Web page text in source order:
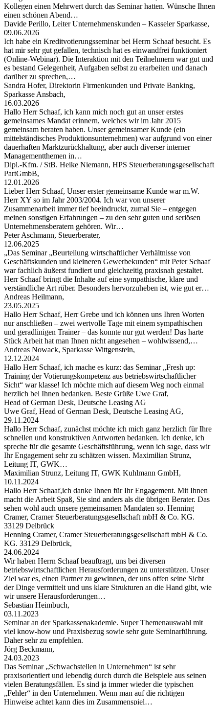
Kollegen einen Mehrwert durch das Seminar hatten. Wünsche Ihnen
einen schönen Abend…
Davide Perillo, Leiter Unternehmenskunden – Kasseler Sparkasse,
09.06.2026
Ich habe ein Kreditvotierungsseminar bei Herrn Schaaf besucht. Es
hat mir sehr gut gefallen, technisch hat es einwandfrei funktioniert
(Online-Webinar). Die Interaktion mit den Teilnehmern war gut und
es bestand Gelegenheit, Aufgaben selbst zu erarbeiten und danach
darüber zu sprechen,…
Sandra Hofer, Direktorin Firmenkunden und Private Banking,
Sparkasse Ansbach,
16.03.2026
Hallo Herr Schaaf, ich kann mich noch gut an unser erstes
gemeinsames Mandat erinnern, welches wir im Jahr 2015
gemeinsam beraten haben. Unser gemeinsamer Kunde (ein
mittelständisches Produktionsunternehmen) war aufgrund von einer
dauerhaften Marktzurückhaltung, aber auch diverser interner
Managementthemen in…
Dipl.-Kfm. / StB. Heike Niemann, HPS Steuerberatungsgesellschaft
PartGmbB,
12.01.2026
Lieber Herr Schaaf, Unser erster gemeinsame Kunde war m.W.
Herr XY so im Jahr 2003/2004. Ich war von unserer
Zusammenarbeit immer tief beeindruckt, zumal Sie – entgegen
meinen sonstigen Erfahrungen – zu den sehr guten und seriösen
Unternehmensberatern gehören. Wir…
Peter Aschmann, Steuerberater,
12.06.2025
„Das Seminar „Beurteilung wirtschaftlicher Verhältnisse von
Geschäftskunden und kleineren Gewerbekunden“ mit Peter Schaaf
war fachlich äußerst fundiert und gleichzeitig praxisnah gestaltet.
Herr Schaaf bringt die Inhalte auf eine sympathische, klare und
verständliche Art rüber. Besonders hervorzuheben ist, wie gut er…
Andreas Heilmann,
23.05.2025
Hallo Herr Schaaf, Herr Grebe und ich können uns Ihren Worten
nur anschließen – zwei wertvolle Tage mit einem sympathischen
und geradlinigen Trainer – das konnte nur gut werden! Das harte
Stück Arbeit hat man Ihnen nicht angesehen – wohlwissend,…
Andreas Nowack, Sparkasse Wittgenstein,
12.12.2024
Hallo Herr Schaaf, ich mache es kurz: das Seminar „Fresh up:
Training der Votierungskompetenz aus betriebswirtschaftlicher
Sicht“ war klasse! Ich möchte mich auf diesem Weg noch einmal
herzlich bei Ihnen bedanken. Beste Grüße Uwe Graf,
Head of German Desk, Deutsche Leasing AG
Uwe Graf, Head of German Desk, Deutsche Leasing AG,
29.11.2024
Hallo Herr Schaaf, zunächst möchte ich mich ganz herzlich für Ihre
schnellen und konstruktiven Antworten bedanken. Ich denke, ich
spreche für die gesamte Geschäftsführung, wenn ich sage, dass wir
Ihr Engagement sehr zu schätzen wissen. Maximilian Strunz,
Leitung IT, GWK…
Maximilian Strunz, Leitung IT, GWK Kuhlmann GmbH,
10.11.2024
Hallo Herr Schaaf,ich danke Ihnen für Ihr Engagement. Mit Ihnen
macht die Arbeit Spaß, Sie sind anders als die übrigen Berater. Das
sehen wohl auch unsere gemeinsamen Mandaten so. Henning
Cramer, Cramer Steuerberatungsgesellschaft mbH & Co. KG.
33129 Delbrück
Henning Cramer, Cramer Steuerberatungsgesellschaft mbH & Co.
KG. 33129 Delbrück,
24.06.2024
Wir haben Herrn Schaaf beauftragt, uns bei diversen
betriebswirtschaftlichen Herausforderungen zu unterstützen. Unser
Ziel war es, einen Partner zu gewinnen, der uns offen seine Sicht
der Dinge vermittelt und uns klare Strukturen an die Hand gibt, wie
wir unsere Herausforderungen…
Sebastian Heimbuch,
03.11.2023
Seminar an der Sparkassenakademie. Super Themenauswahl mit
viel know-how und Praxisbezug sowie sehr gute Seminarführung.
Daher sehr zu empfehlen.
Jörg Beckmann,
24.03.2023
Das Seminar „Schwachstellen in Unternehmen“ ist sehr
praxisorientiert und lebendig durch durch die Beispiele aus seinen
vielen Beratungsfällen. Es sind ja immer wieder die typischen
„Fehler“ in den Unternehmen. Wenn man auf die richtigen
Hinweise achtet kann dies im Zusammenspiel…